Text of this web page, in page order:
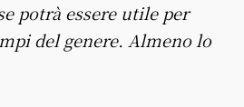
potrà essere utile per
del genere. Almeno lo